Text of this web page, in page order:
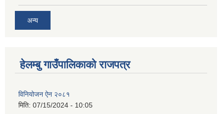
अन्य
हेलम्बु गाउँपालिकाको राजपत्र
विनियोजन ऐन २०८१
मिति: 07/15/2024 - 10:05